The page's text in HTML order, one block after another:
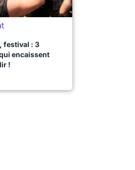
festival : 3
encaissent
!